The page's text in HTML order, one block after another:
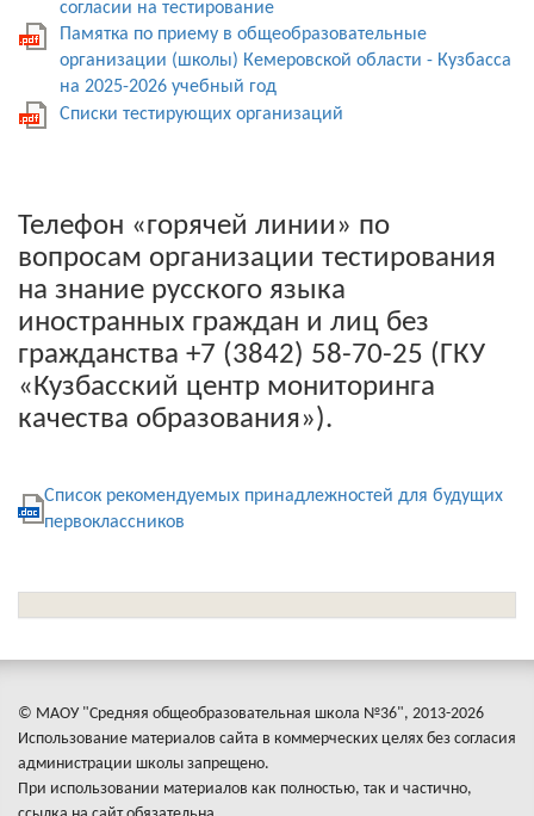
согласии на тестирование
Памятка по приему в общеобразовательные
организации (школы) Кемеровской области - Кузбасса
на 2025-2026 учебный год
Списки тестирующих организаций
Телефон «горячей линии» по
вопросам организации тестирования
на знание русского языка
иностранных граждан и лиц без
гражданства +7 (3842) 58-70-25 (ГКУ
«Кузбасский центр мониторинга
качества образования»).
Список рекомендуемых принадлежностей для будущих
первоклассников
© МАОУ "Средняя общеобразовательная школа №36", 2013-2026
Использование материалов сайта в коммерческих целях без согласия
администрации школы запрещено.
При использовании материалов как полностью, так и частично,